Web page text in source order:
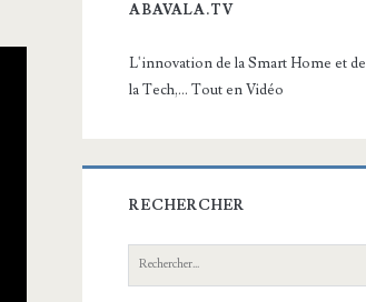
ABAVALA.TV
L'innovation de la Smart Home et de
la Tech,... Tout en Vidéo
RECHERCHER
Recherche: